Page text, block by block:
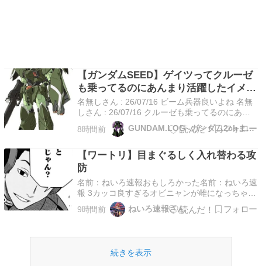
【ガンダムSEED】ゲイツってクルーゼ
も乗ってるのにあんまり活躍したイメー
ジがない
名無しさん : 26/07/16 ビーム兵器良いよね 名無
しさん : 26/07/16 クルーゼも乗ってるのにあん
まり活躍したイメージがない 名無しさん :
26/07/16 >クルーゼも乗ってるのにあんまり活躍
クは圧倒してた気がする …
8時間前 GUNDAM.LOG -ガンダム2chまとめブログ-
【ワートリ】目まぐるしく入れ替わる攻
防
名前：ねいろ速報おもしろかった名前：ねいろ速
報 3カッコ良すぎるオビニャンが雌になっちゃう
名前：ねいろ速報 225>>3逆にユーマに憧れすぎ
て虫の様に殺気を殺して首を狩る男前なオビシマ
もあってダメだった未来は無限に広がっている
9時間前 ねいろ速報さん
続きを表示